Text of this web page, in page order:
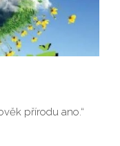
přírodu ano.“